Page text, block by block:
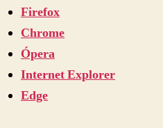
Firefox
Chrome
Ópera
Internet Explorer
Edge